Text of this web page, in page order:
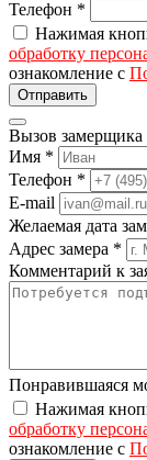
Телефон *
Нажимая
обработку
ознакомление с
Вызов замерщика
Имя *
Телефон *
E-mail
Желаемая дата
Адрес замера *
Комментарий к
Понравившаяся
Нажимая
обработку
ознакомление с